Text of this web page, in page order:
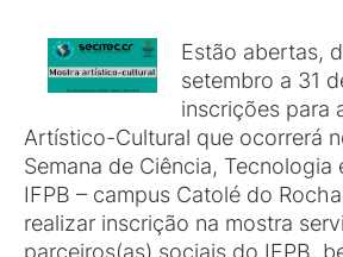
Estão abertas,
setembro a 31
inscrições para
Artístico-Cultural que ocorrerá
Semana de Ciência, Tecnologia
IFPB – campus Catolé do
realizar inscrição na mostra
parceiros(as) sociais do IFPB,